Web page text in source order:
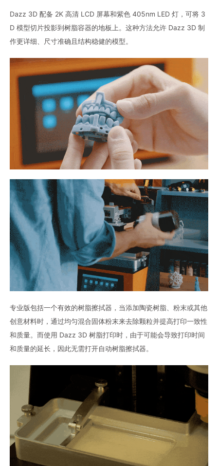
Dazz 3D 配备 2K 高清 LCD 屏幕和紫色 405nm LED 灯，可将 3
D 模型切片投影到树脂容器的地板上。这种方法允许 Dazz 3D 制
作更详细、尺寸准确且结构稳健的模型。
专业版包括一个有效的树脂擦拭器，当添加陶瓷树脂、粉末或其他
创意材料时，通过均匀混合固体粉末来去除颗粒并提高打印一致性
和质量。而使用 Dazz 3D 树脂打印时，由于可能会导致打印时间
和质量的延长，因此无需打开自动树脂擦拭器。